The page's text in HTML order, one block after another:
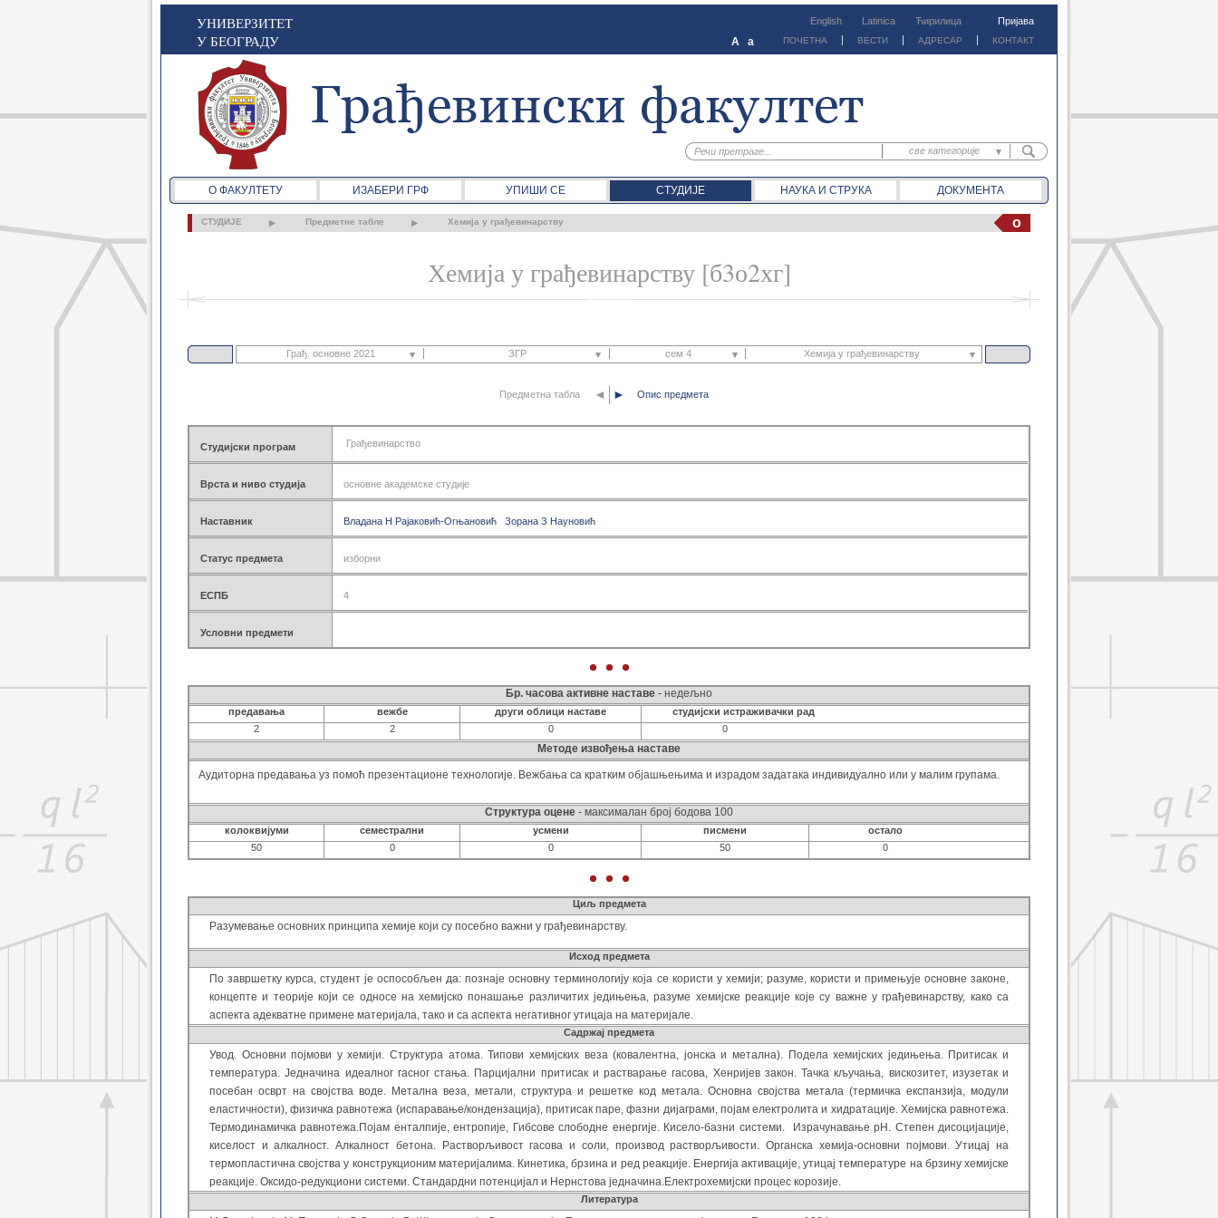
УНИВЕРЗИТЕТ
У БЕОГРАДУ
Пријава
Ћирилица
Latinica
English
КОНТАКТ
АДРЕСАР
ВЕСТИ
ПОЧЕТНА
a
A
све категорије
све категорије
предм. материјали
предм. обавештења
документа
О ФАКУЛТЕТУ ИЗАБЕРИ ГРФ УПИШИ СЕ СТУДИЈЕ НАУКА И СТРУКА ДОКУМЕНТА
СТУДИЈЕ Предметне табле Хемија у грађевинарству o
Хемија у грађевинарству [б3о2хг]
Грађ. основне 2021
Геоинф. основне 2021
Грађ. мастер 2021
Геодез. мастер 2021
Геоинф. мастер 2021
Грађ. докторске 2021
Геодез. докторске 2021
Грађ. дипломске 2021
Грађ. специјал. 2021
Грађ. основне 2014
Грађ. дипломске 2014
Грађ. докторске 2014
Грађ. специјал. 2014
Грађ. специјал. 2017
Геод. дипломске 2014
Геодез. докторске 2014
Грађ. основне 2008
Грађ. дипломске 2008
Грађ. докторске 2008
Геод. основне 2008
ЗГР
ЗГР
сем 4
сем 1
сем 3
сем 5
Хемија у грађевинарству
Путна инфраструктура
Хемија у грађевинарству
◄
Предметна табла ► Опис предмета
Студијски програм Грађевинарство
Врста и ниво студија основне академске студије
Наставник Владана Н Рајаковић-Огњановић Зорана З Науновић
Статус предмета изборни
ЕСПБ 4
Условни предмети
Бр. часова активне наставе - недељно
предавања вежбе други облици наставе
студијски истраживачки рад
2
2 0 0
Методе извођења наставе
Аудиторна предавања уз помоћ презентационе технологије. Вежбања са кратким објашњењима и израдом задатака индивидуално или у малим групама.
Структура оцене - максималан број бодова 100
колоквијуми семестрални усмени писмени
остало
50
0 0 50 0
Циљ предмета
Разумевање основних принципа хемије који су посебно важни у грађевинарству.
Исход предмета
По завршетку курса, студент је оспособљен да: познаје основну терминологију која се користи у хемији; разуме, користи и примењује основне законе,
концепте и теорије који се односе на хемијско понашање различитих једињења, разуме хемијске реакције које су важне у грађевинарству, како са
аспекта адекватне примене материјала, тако и са аспекта негативног утицаја на материјале.
Садржај предмета
Увод. Основни појмови у хемији. Структура атома. Типови хемијских веза (ковалентна, јонска и метална). Подела хемијских једињења. Притисак и
температура. Једначина идеалног гасног стања. Парцијални притисак и растварање гасова, Хенријев закон.Тачка кључања, вискозитет, изузетак и
посебан осврт на својства воде. Метална веза, метали, структура и решетке код метала. Основна својства метала (термичка експанзија, модули
еластичности), физичка равнотежа (испаравање/кондензација), притисак паре, фазни дијаграми, појам електролита и хидратације. Хемијска равнотежа.
Термодинамичка равнотежа.Појам енталпије, ентропије, Гибсове слободне енергије. Кисело-базни системи. ИзрачунавањеpH . Степен дисоцијације,
киселост и алкалност. Алкалност бетона.
Растворљивост гасова и соли, производ растворљивости. Органска хемија-основни појмови. Утицај на
термопластична својства у конструкционим материјалима. Кинетика, брзина и ред реакције. Енергија активације, утицај температуре на брзину хемијске
реакције. Оксидо-редукциони системи. Стандардни потенцијал и Нернстова једначина.Електрохемијски процес корозије.
Литература